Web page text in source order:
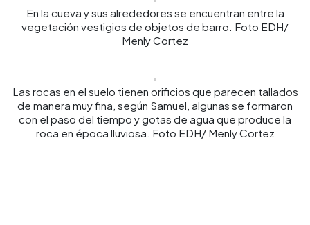
En la cueva y sus alrededores se encuentran entre la
vegetación vestigios de objetos de barro. Foto EDH/
Menly Cortez
Las rocas en el suelo tienen orificios que parecen tallados
de manera muy fina, según Samuel, algunas se formaron
con el paso del tiempo y gotas de agua que produce la
roca en época lluviosa. Foto EDH/ Menly Cortez